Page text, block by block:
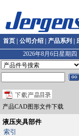
首页 公司介绍 产品系列
2026年8月6日星期四
产品CAD图形文件下载
液压夹具部件
索引